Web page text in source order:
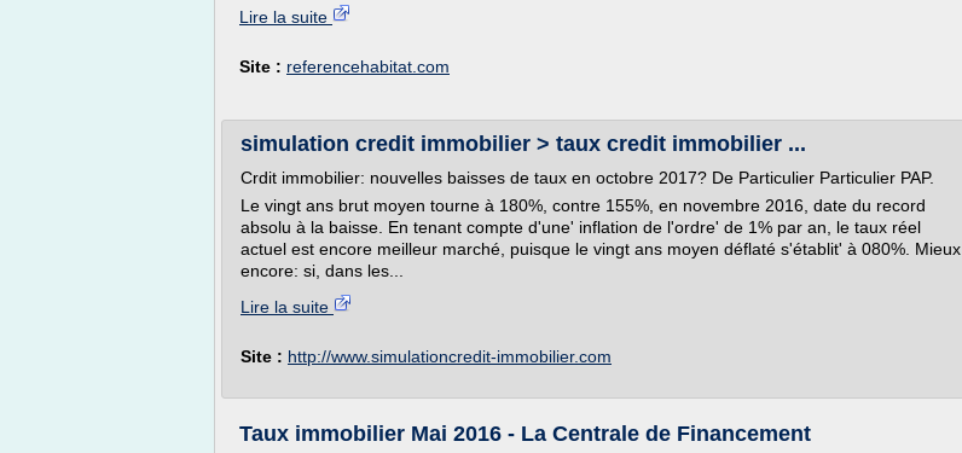
Lire la suite
Site : referencehabitat.com
simulation credit immobilier > taux credit immobilier ...
Crdit immobilier: nouvelles baisses de taux en octobre 2017? De Particulier Particulier PAP.
Le vingt ans brut moyen tourne à 180%, contre 155%, en novembre 2016, date du record
absolu à la baisse. En tenant compte d'une' inflation de l'ordre' de 1% par an, le taux réel
actuel est encore meilleur marché, puisque le vingt ans moyen déflaté s'établit' à 080%. Mieux
encore: si, dans les...
Lire la suite
Site : http://www.simulationcredit-immobilier.com
Taux immobilier Mai 2016 - La Centrale de Financement